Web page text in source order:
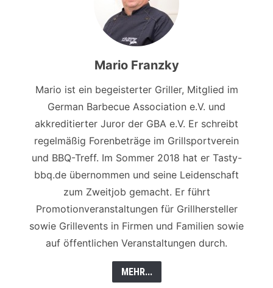
Mario Franzky
Mario ist ein begeisterter Griller, Mitglied im
German Barbecue Association e.V. und
akkreditierter Juror der GBA e.V. Er schreibt
regelmäßig Forenbeträge im Grillsportverein
und BBQ-Treff. Im Sommer 2018 hat er Tasty-
bbq.de übernommen und seine Leidenschaft
zum Zweitjob gemacht. Er führt
Promotionveranstaltungen für Grillhersteller
sowie Grillevents in Firmen und Familien sowie
auf öffentlichen Veranstaltungen durch.
MEHR...